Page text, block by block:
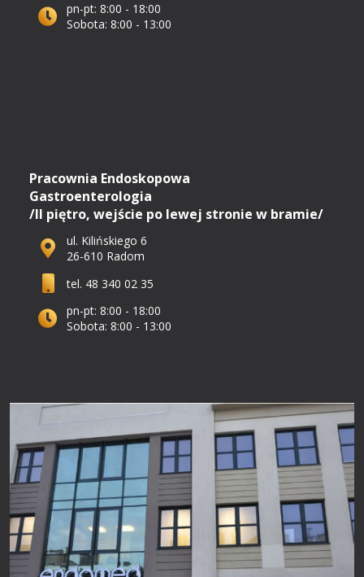
pn-pt: 8:00 - 18:00
Sobota: 8:00 - 13:00
Pracownia Endoskopowa
Gastroenterologia
/II piętro, wejście po lewej stronie w bramie/
ul. Kilińskiego 6
26-610 Radom
tel. 48 340 02 35
pn-pt: 8:00 - 18:00
Sobota: 8:00 - 13:00